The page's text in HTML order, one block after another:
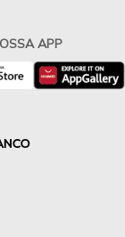
APP